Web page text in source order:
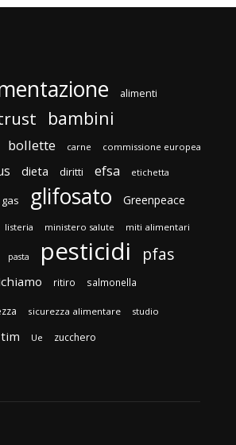
alimenti
bambini
bollette carne commissione europea
dieta diritti efsa etichetta
gas glifosato Greenpeace
listeria ministero salute miti alimentari
pasta pesticidi pfas
ritiro salmonella
sicurezza alimentare studio
tim Ue zucchero